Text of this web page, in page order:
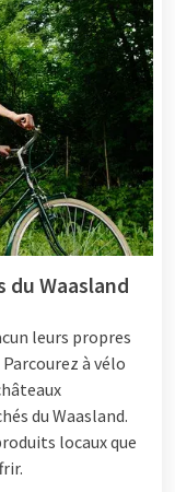
du Waasland
leurs propres
à vélo
du Waasland.
locaux que